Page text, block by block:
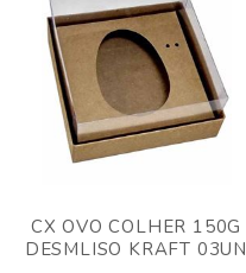
CX OVO COLHER 150G
DESMLISO KRAFT 03UN